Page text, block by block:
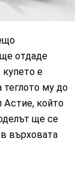
отдаде
купето е
теглото му до
Астие, който
ще се
върховата